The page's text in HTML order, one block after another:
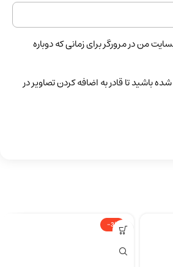
من در مرورگر برای زمانی که دوباره
باشید تا قادر به اضافه کردن تصاویر در
-3%